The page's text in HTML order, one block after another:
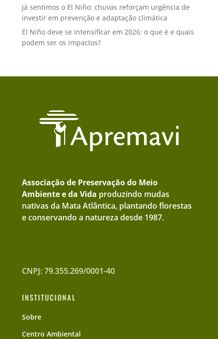
Já sentimos o El Niño: chuvas reforçam urgência de
investir em prevenção e adaptação climática
El Niño deve se intensificar em 2026: o que é e quais
podem ser os impactos?
Associação de Preservação do Meio
Ambiente e da Vida produzindo mudas
nativas da Mata Atlântica, plantando florestas
e conservando a natureza desde 1987.
CNPJ: 79.355.269/0001-40
INSTITUCIONAL
Sobre
Centro Ambiental